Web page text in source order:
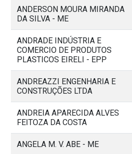
ANDERSON MOURA MIRANDA
DA SILVA - ME
ANDRADE INDÚSTRIA E
COMERCIO DE PRODUTOS
PLASTICOS EIRELI - EPP
ANDREAZZI ENGENHARIA E
CONSTRUÇÕES LTDA
ANDREIA APARECIDA ALVES
FEITOZA DA COSTA
ANGELA M. V. ABE - ME